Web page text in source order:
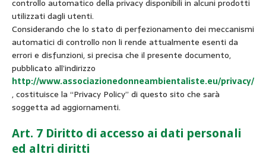
controllo automatico della privacy disponibili in alcuni prodotti
utilizzati dagli utenti.
Considerando che lo stato di perfezionamento dei meccanismi
automatici di controllo non li rende attualmente esenti da
errori e disfunzioni, si precisa che il presente documento,
pubblicato all’indirizzo
http://www.associazionedonneambientaliste.eu/privacy/
, costituisce la “Privacy Policy” di questo sito che sarà
soggetta ad aggiornamenti.
Art. 7 Diritto di accesso ai dati personali
ed altri diritti